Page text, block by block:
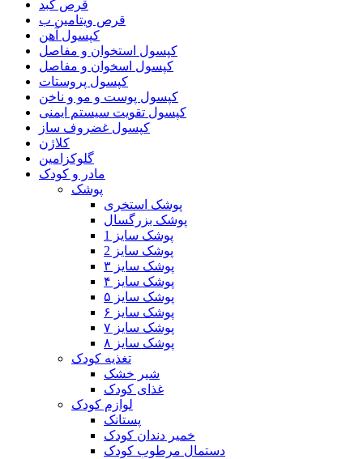
قرص کبد
قرص ویتامین ب
کپسول آهن
کپسول استخوان و مفاصل
کپسول اسخوان و مفاصل
کپسول پروستات
کپسول پوست و مو و ناخن
کپسول تقویت سیستم ایمنی
کپسول غضروف ساز
کلاژن
گلوکزامین
مادر و کودک
پوشک
پوشک استخری
پوشک بزرگسال
پوشک سایز 1
پوشک سایز 2
پوشک سایز ۳
پوشک سایز ۴
پوشک سایز ۵
پوشک سایز ۶
پوشک سایز ۷
پوشک سایز ۸
تغذیه کودک
شیر خشک
غذای کودک
لوازم کودک
پستانک
خمیر دندان کودک
دستمال مرطوب کودک